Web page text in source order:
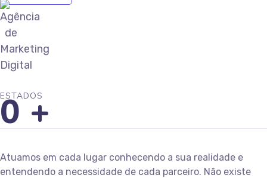
ESTADOS
0 +
Atuamos em cada lugar conhecendo a sua realidade e
entendendo a necessidade de cada parceiro. Não existe